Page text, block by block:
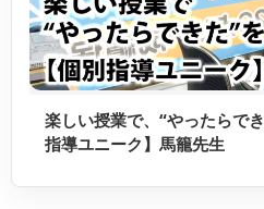
楽しい授業で、“やったらで
指導ユニーク】馬籠先生